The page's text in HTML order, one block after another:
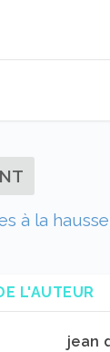
à la hausse
L'AUTEUR
jean